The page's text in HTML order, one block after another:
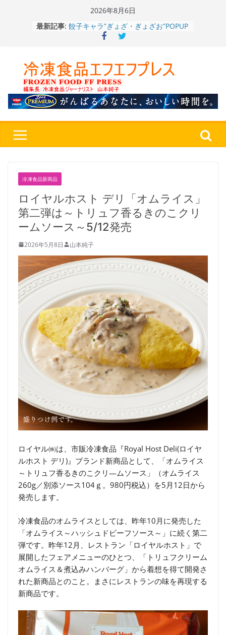
2026年8月6日
最新記事: ストアで作者にご挨拶、新作”れいと
うこ～こ～”を知る
WONDER YELLOW」復刻発売中
今まで無かった大盛！水から簡単レン
ジ♪ふわもちめん！！「冷凍 日清の
どん兵衛 大盛 きつねうどん」
「同 肉うどん」
メン」
冷凍食品新商品
ロイヤルホスト デリ「オムライス」
第二弾は～トリュフ香るきのこクリ
ームソース～5/12発売
2026年5月8日 山本純子
ロイヤル㈱は、市販冷凍食品『Royal Host Deli(ロイヤ
ルホスト デリ)』ブランド新商品として、「オムライス
～トリュフ香るきのこクリ―ムソース」（オムライス
260g／別添ソース104ｇ。980円税込）を5月12日から
発売します。
冷凍食品のオムライスとしては、昨年10月に発売した
「オムライス～ハッシュドビーフソース～」に続く第二
弾です。昨年12月、レストラン「ロイヤルホスト」で
展開したフェアメニューのひとつ、「トリュフクリーム
オムライス＆煮込みハンバーグ」から着想を得て開発さ
れた新商品とのこと。まさにレストランの味を再現する
新商品です。